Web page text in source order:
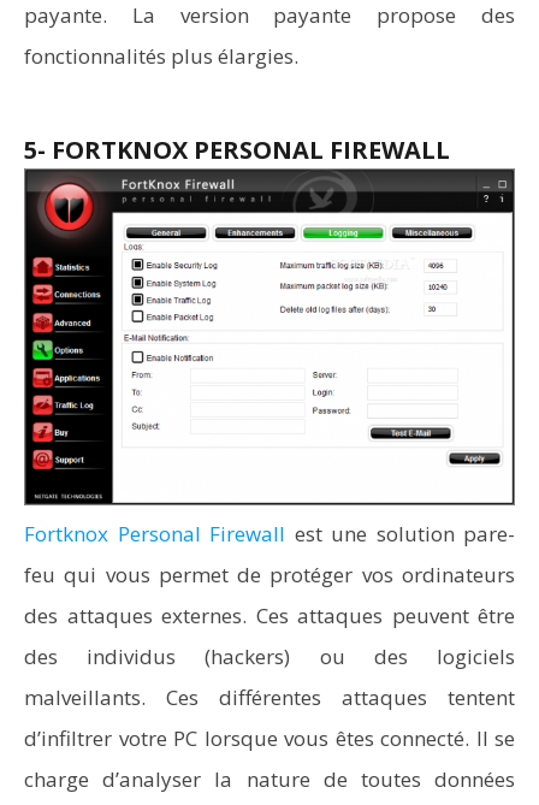
payante. La version payante propose des
fonctionnalités plus élargies.
5- FORTKNOX PERSONAL FIREWALL
Fortknox Personal Firewall est une solution pare-
feu qui vous permet de protéger vos ordinateurs
des attaques externes. Ces attaques peuvent être
des individus (hackers) ou des logiciels
malveillants. Ces différentes attaques tentent
d’infiltrer votre PC lorsque vous êtes connecté. Il se
charge d’analyser la nature de toutes données